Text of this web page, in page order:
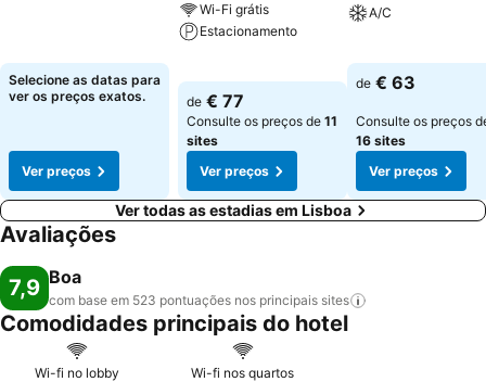
Selecione as datas para
ver os preços exatos.
Ver preços
Wi-Fi grátis
Estacionamento
de € 77
Consulte os preços de 11
sites
Ver preços
A/C
de € 63
Consulte os preços
16 sites
Ver preços
Ver todas as estadias em Lisboa
Avaliações
7,9 Boa
com base em 523 pontuações nos principais sites
Comodidades principais do hotel
Wi-fi no lobby Wi-fi nos quartos